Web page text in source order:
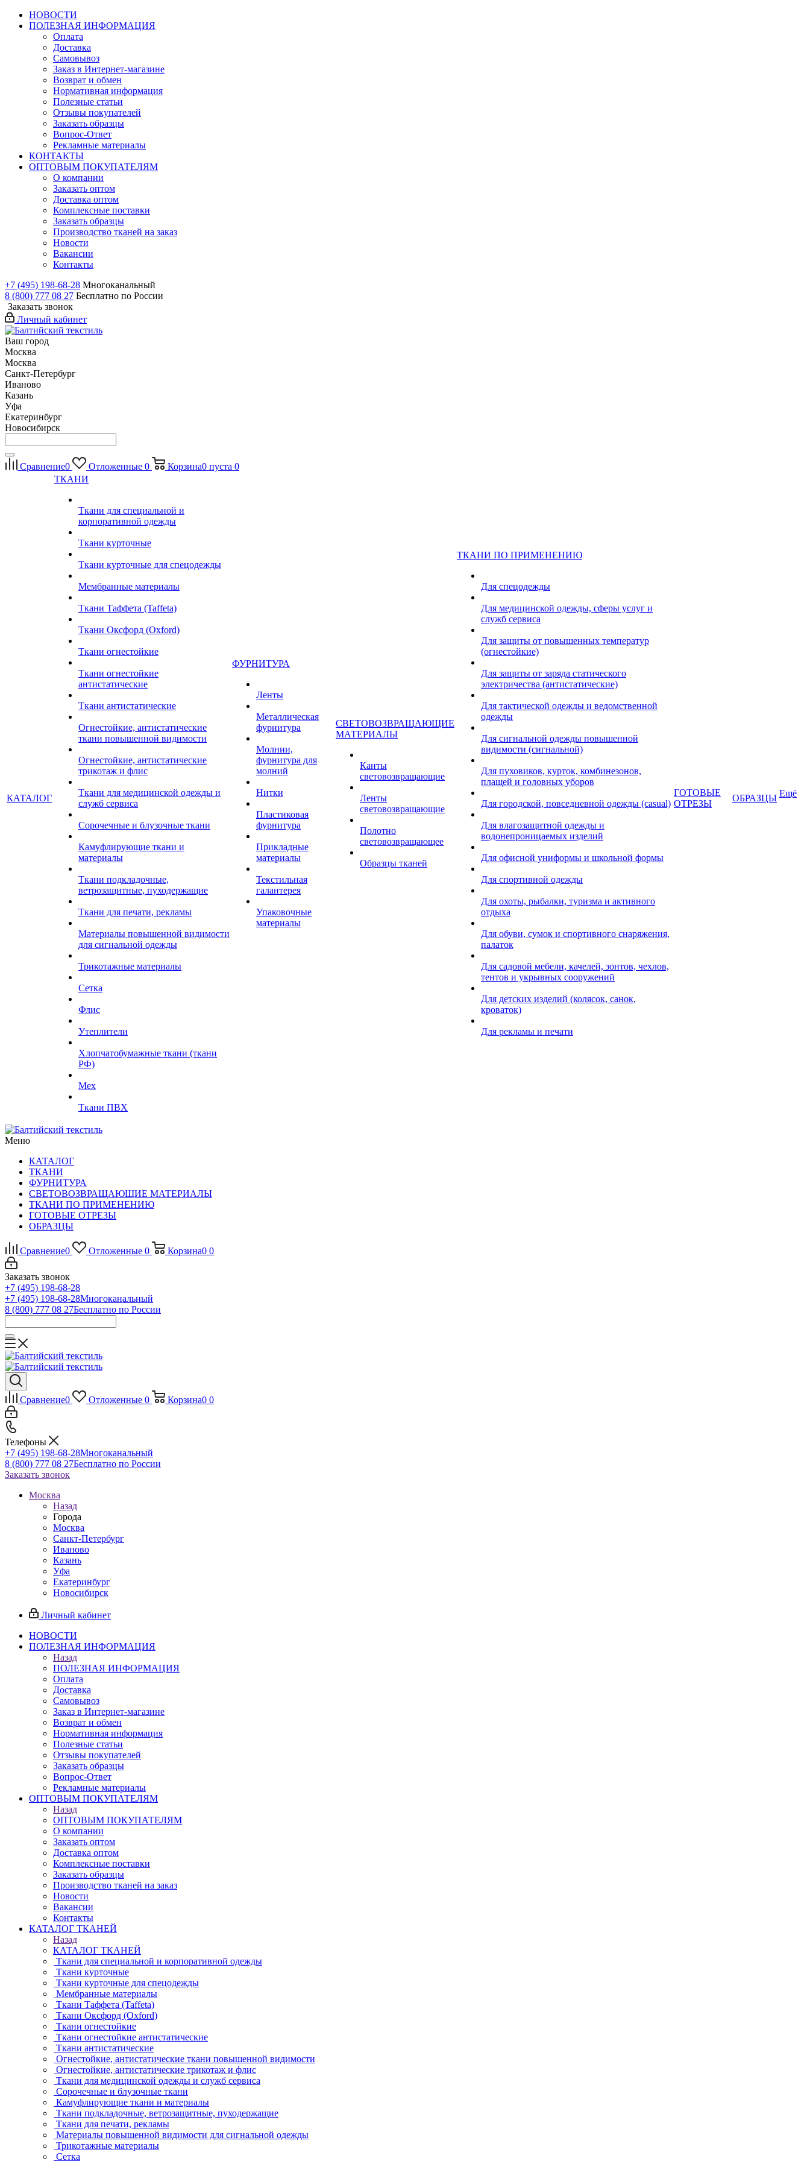
НОВОСТИ
ПОЛЕЗНАЯ ИНФОРМАЦИЯ
Оплата
Доставка
Самовывоз
Заказ в Интернет-магазине
Возврат и обмен
Нормативная информация
Полезные статьи
Отзывы покупателей
Заказать образцы
Вопрос-Ответ
Рекламные материалы
КОНТАКТЫ
ОПТОВЫМ ПОКУПАТЕЛЯМ
О компании
Заказать оптом
Доставка оптом
Комплексные поставки
Заказать образцы
Производство тканей на заказ
Новости
Вакансии
Контакты
+7 (495) 198-68-28 Многоканальный
8 (800) 777 08 27 Бесплатно по России
Заказать звонок
Личный кабинет
Ваш город
Москва
Москва
Санкт-Петербург
Иваново
Казань
Уфа
Екатеринбург
Новосибирск
Сравнение0 Отложенные 0 Корзина0 пуста 0
КАТАЛОГ
ТКАНИ
Ткани для специальной и
корпоративной одежды
Ткани курточные
Ткани курточные для спецодежды
Мембранные материалы
Ткани Таффета (Taffeta)
Ткани Оксфорд (Oxford)
Ткани огнестойкие
Ткани огнестойкие
антистатические
Ткани антистатические
Огнестойкие, антистатические
ткани повышенной видимости
Огнестойкие, антистатические
трикотаж и флис
Ткани для медицинской одежды и
служб сервиса
Сорочечные и блузочные ткани
Камуфлирующие ткани и
материалы
Ткани подкладочные,
ветрозащитные, пуходержащие
Ткани для печати, рекламы
Материалы повышенной видимости
для сигнальной одежды
Трикотажные материалы
Сетка
Флис
Утеплители
Хлопчатобумажные ткани (ткани
РФ)
Мех
Ткани ПВХ
ФУРНИТУРА
Ленты
Металлическая
фурнитура
Молнии,
фурнитура для
молний
Нитки
Пластиковая
фурнитура
Прикладные
материалы
Текстильная
галантерея
Упаковочные
материалы
СВЕТОВОЗВРАЩАЮЩИЕ
МАТЕРИАЛЫ
Канты
световозвращающие
Ленты
световозвращающие
Полотно
световозвращающее
Образцы тканей
ТКАНИ ПО ПРИМЕНЕНИЮ
Для спецодежды
Для медицинской одежды, сферы услуг и
служб сервиса
Для защиты от повышенных температур
(огнестойкие)
Для защиты от заряда статического
электричества (антистатические)
Для тактической одежды и ведомственной
одежды
Для сигнальной одежды повышенной
видимости (сигнальной)
Для пуховиков, курток, комбинезонов,
плащей и головных уборов
Для городской, повседневной одежды (casual)
Для влагозащитной одежды и
водонепроницаемых изделий
Для офисной униформы и школьной формы
Для спортивной одежды
Для охоты, рыбалки, туризма и активного
отдыха
Для обуви, сумок и спортивного снаряжения,
палаток
Для садовой мебели, качелей, зонтов, чехлов,
тентов и укрывных сооружений
Для детских изделий (колясок, санок,
кроваток)
Для рекламы и печати
ГОТОВЫЕ
ОТРЕЗЫ
ОБРАЗЦЫ Ещё
Меню
КАТАЛОГ
ТКАНИ
ФУРНИТУРА
СВЕТОВОЗВРАЩАЮЩИЕ МАТЕРИАЛЫ
ТКАНИ ПО ПРИМЕНЕНИЮ
ГОТОВЫЕ ОТРЕЗЫ
ОБРАЗЦЫ
Сравнение0 Отложенные 0 Корзина0 0
Заказать звонок
+7 (495) 198-68-28
+7 (495) 198-68-28Многоканальный
8 (800) 777 08 27Бесплатно по России
Сравнение0 Отложенные 0 Корзина0 0
Телефоны
+7 (495) 198-68-28Многоканальный
8 (800) 777 08 27Бесплатно по России
Заказать звонок
Москва
Назад
Города
Москва
Санкт-Петербург
Иваново
Казань
Уфа
Екатеринбург
Новосибирск
Личный кабинет
НОВОСТИ
ПОЛЕЗНАЯ ИНФОРМАЦИЯ
Назад
ПОЛЕЗНАЯ ИНФОРМАЦИЯ
Оплата
Доставка
Самовывоз
Заказ в Интернет-магазине
Возврат и обмен
Нормативная информация
Полезные статьи
Отзывы покупателей
Заказать образцы
Вопрос-Ответ
Рекламные материалы
ОПТОВЫМ ПОКУПАТЕЛЯМ
Назад
ОПТОВЫМ ПОКУПАТЕЛЯМ
О компании
Заказать оптом
Доставка оптом
Комплексные поставки
Заказать образцы
Производство тканей на заказ
Новости
Вакансии
Контакты
КАТАЛОГ ТКАНЕЙ
Назад
КАТАЛОГ ТКАНЕЙ
Ткани для специальной и корпоративной одежды
Ткани курточные
Ткани курточные для спецодежды
Мембранные материалы
Ткани Таффета (Taffeta)
Ткани Оксфорд (Oxford)
Ткани огнестойкие
Ткани огнестойкие антистатические
Ткани антистатические
Огнестойкие, антистатические ткани повышенной видимости
Огнестойкие, антистатические трикотаж и флис
Ткани для медицинской одежды и служб сервиса
Сорочечные и блузочные ткани
Камуфлирующие ткани и материалы
Ткани подкладочные, ветрозащитные, пуходержащие
Ткани для печати, рекламы
Материалы повышенной видимости для сигнальной одежды
Трикотажные материалы
Сетка